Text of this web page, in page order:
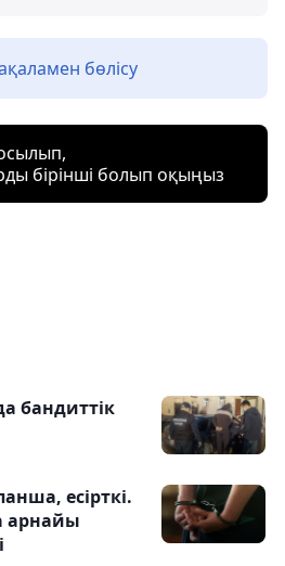
бөлісу
бірінші болып оқыңыз
бандиттік
есірткі.
арнайы